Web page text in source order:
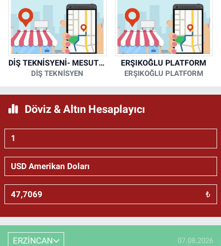
DİŞ TEKNİSYENİ- MESUT KORKMAZ
DİŞ TEKNİSYEN
ERŞIKOĞLU PLATFORM
ERŞIKOĞLU PLATFORM
Döviz & Altın Hesaplayıcı
₺
ERZİNCAN 07.08.2026